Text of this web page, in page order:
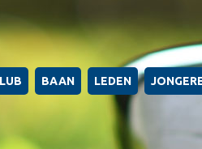
BAAN LEDEN